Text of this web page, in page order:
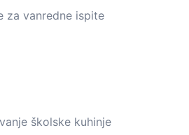
za vanredne ispite
školske kuhinje